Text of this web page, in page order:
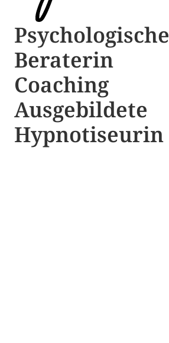
Psychologische ​​
Beraterin
Coaching
Ausgebildete​ ​
Hypnotiseurin